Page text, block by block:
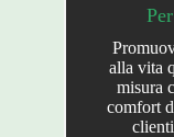
alla vita
misura
comfort